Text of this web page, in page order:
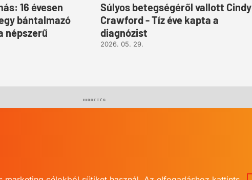
16 évesen
bántalmazó
népszerű
Súlyos betegségéről vallott Cindy
Crawford - Tíz éve kapta a
diagnózist
2026. 05. 29.
HIRDETÉS